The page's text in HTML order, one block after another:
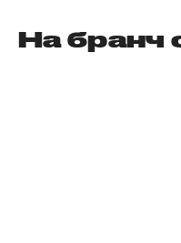
На бранч